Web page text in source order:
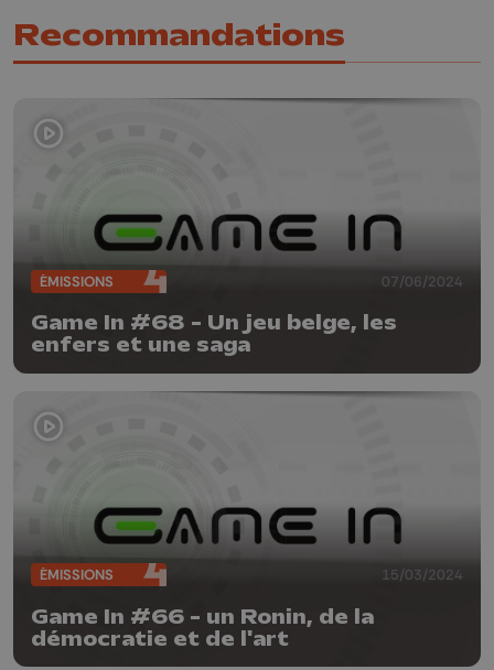
Recommandations
ÉMISSIONS 07/06/2024
Game In #68 - Un jeu belge, les
enfers et une saga
ÉMISSIONS 15/03/2024
Game In #66 - un Ronin, de la
démocratie et de l'art